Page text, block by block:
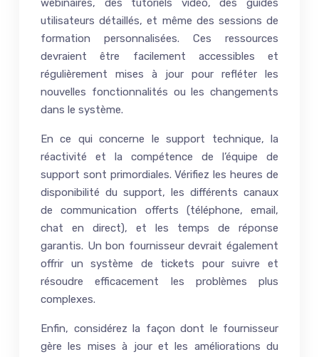
webinaires, des tutoriels vidéo, des guides
utilisateurs détaillés, et même des sessions de
formation personnalisées. Ces ressources
devraient être facilement accessibles et
régulièrement mises à jour pour refléter les
nouvelles fonctionnalités ou les changements
dans le système.
En ce qui concerne le support technique, la
réactivité et la compétence de l’équipe de
support sont primordiales. Vérifiez les heures de
disponibilité du support, les différents canaux
de communication offerts (téléphone, email,
chat en direct), et les temps de réponse
garantis. Un bon fournisseur devrait également
offrir un système de tickets pour suivre et
résoudre efficacement les problèmes plus
complexes.
Enfin, considérez la façon dont le fournisseur
gère les mises à jour et les améliorations du